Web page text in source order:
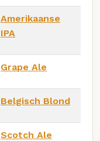
Amerikaanse
IPA
Grape Ale
Belgisch Blond
Scotch Ale